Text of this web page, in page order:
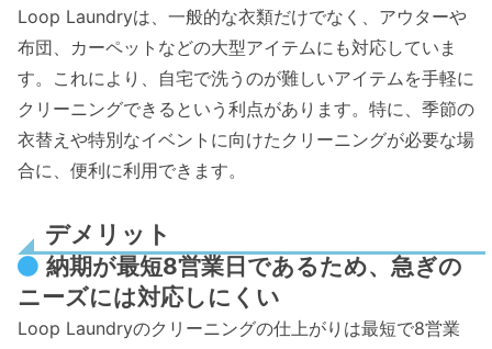
Loop Laundryは、一般的な衣類だけでなく、アウターや
布団、カーペットなどの大型アイテムにも対応していま
す。これにより、自宅で洗うのが難しいアイテムを手軽に
クリーニングできるという利点があります。特に、季節の
衣替えや特別なイベントに向けたクリーニングが必要な場
合に、便利に利用できます。
デメリット
納期が最短8営業日であるため、急ぎの
ニーズには対応しにくい
Loop Laundryのクリーニングの仕上がりは最短で8営業